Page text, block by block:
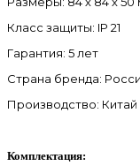
Класс защиты: IP 21
Гарантия: 5 лет
Страна бренда:
Производство: Китай
Комплектация: